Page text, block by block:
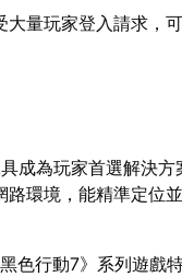
大量玩家登入請求，
成為玩家首選解決方
環境，能精準定位
色行動7》系列遊戲